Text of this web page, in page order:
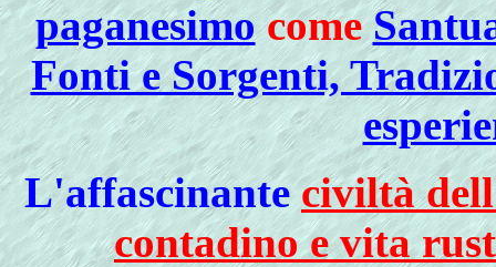
paganesimocome
Fonti e Sorgenti,
L'affascinanteciviltà
contadino e vita